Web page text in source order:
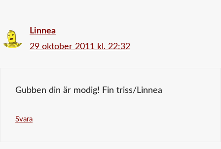
Linnea
29 oktober 2011 kl. 22:32
Gubben din är modig! Fin triss/Linnea
Svara